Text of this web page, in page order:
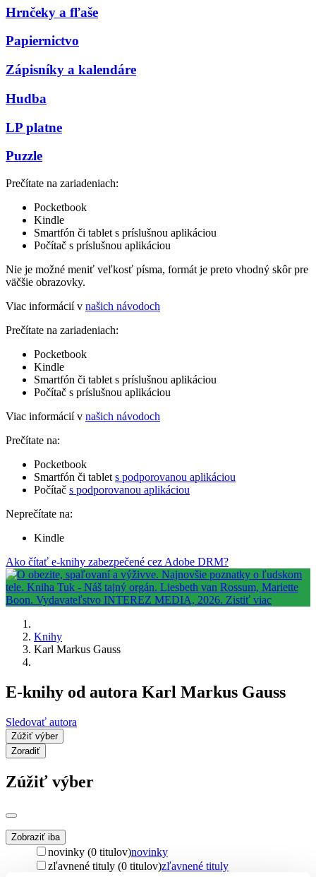
Hrnčeky a fľaše
Papiernictvo
Zápisníky a kalendáre
Hudba
LP platne
Puzzle
Prečítate na zariadeniach:
Pocketbook
Kindle
Smartfón či tablet s príslušnou aplikáciou
Počítač s príslušnou aplikáciou
Nie je možné meniť veľkosť písma, formát je preto vhodný skôr pre
väčšie obrazovky.
Viac informácií v našich návodoch
Prečítate na zariadeniach:
Pocketbook
Kindle
Smartfón či tablet s príslušnou aplikáciou
Počítač s príslušnou aplikáciou
Viac informácií v našich návodoch
Prečítate na:
Pocketbook
Smartfón či tablet s podporovanou aplikáciou
Počítač s podporovanou aplikáciou
Neprečítate na:
Kindle
Ako čítať e-knihy zabezpečené cez Adobe DRM?
Knihy
Karl Markus Gauss
E-knihy od autora Karl Markus Gauss
Sledovať autora
Zúžiť výber
Zoradiť
Zúžiť výber
Zobraziť iba
novinky (0 titulov)novinky
zľavnené tituly (0 titulov)zľavnené tituly